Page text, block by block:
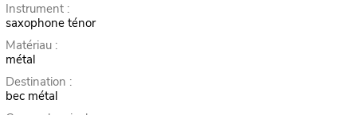
Instrument :
saxophone ténor
Matériau :
métal
Destination :
bec métal